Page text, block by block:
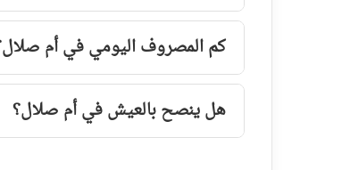
كم المصروف اليومي في أم
هل ينصح بالعيش في أم صلال؟